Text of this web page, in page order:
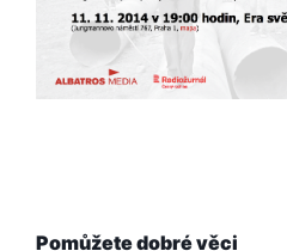
Pomůžete dobré věci